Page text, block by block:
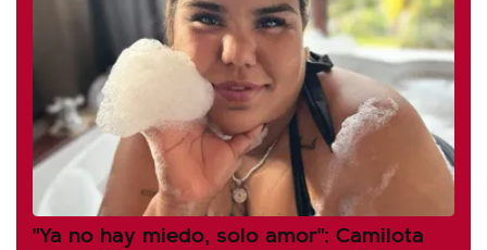
"Ya no hay miedo, solo amor": Camilota